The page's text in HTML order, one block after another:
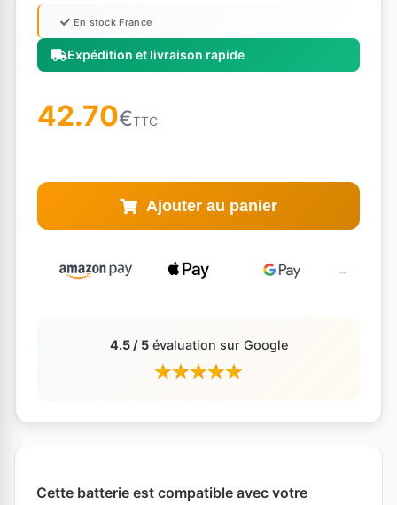
Expédition et livraison rapide
En stock France
42.70€TTC
Ajouter au panier
4.5 / 5évaluation sur Google
Cette batterie est compatible avec votre